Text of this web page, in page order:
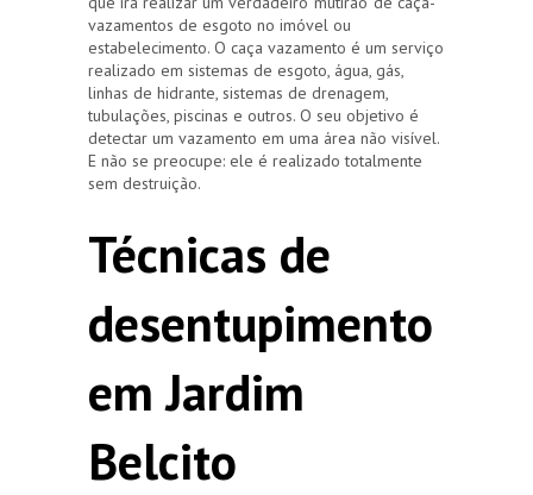
vazamentos de esgoto no imóvel ou
estabelecimento. O caça vazamento é um serviço
realizado em sistemas de esgoto, água, gás,
linhas de hidrante, sistemas de drenagem,
tubulações, piscinas e outros. O seu objetivo é
detectar um vazamento em uma área não visível.
E não se preocupe: ele é realizado totalmente
sem destruição.
Técnicas de
desentupimento
em Jardim
Belcito